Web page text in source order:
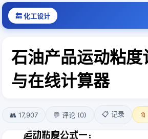
🔙 化工设计
石油产品运动粘度
与在线计算器
👥 17,907 💬 评论 (0) 📋 记录